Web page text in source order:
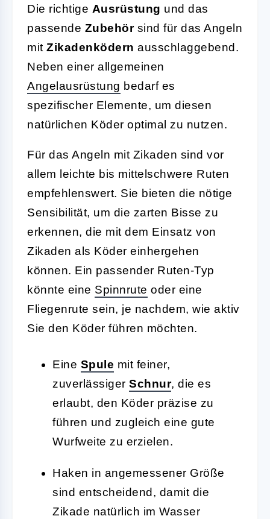
Die richtige Ausrüstung und das
passende Zubehörsind für das Angeln
mit Zikadenködern ausschlaggebend.
Neben einer allgemeinen
Angelausrüstung bedarf es
spezifischer Elemente, um diesen
natürlichen Köder optimal zu nutzen.
Für das Angeln mit Zikaden sind vor
allem leichte bis mittelschwere Ruten
empfehlenswert. Sie bieten die nötige
Sensibilität, um die zarten Bisse zu
erkennen, die mit dem Einsatz von
Zikaden als Köder einhergehen
können. Ein passender Ruten-Typ
könnte eine Spinnrute oder eine
Fliegenrute sein, je nachdem, wie aktiv
Sie den Köder führen möchten.
Eine Spule mit feiner,
zuverlässiger Schnur, die es
erlaubt, den Köder präzise zu
führen und zugleich eine gute
Wurfweite zu erzielen.
Haken in angemessener Größe
sind entscheidend, damit die
Zikade natürlich im Wasser